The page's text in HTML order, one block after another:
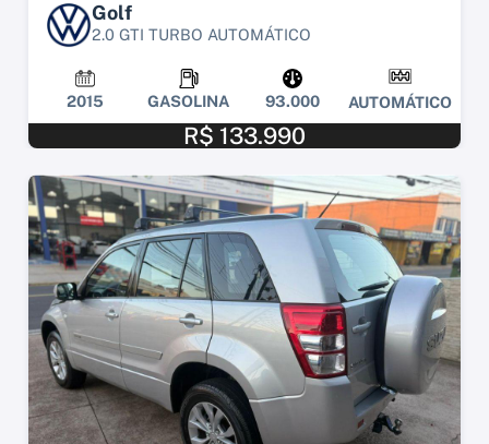
Golf
2.0 GTI TURBO AUTOMÁTICO
2015 GASOLINA 93.000 AUTOMÁTICO
R$ 133.990